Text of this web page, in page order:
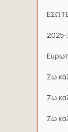
Ζω
Ζω
Ζω